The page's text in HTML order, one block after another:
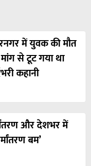
में युवक की मौत
से टूट गया था
कहानी
और देशभर में
बम’